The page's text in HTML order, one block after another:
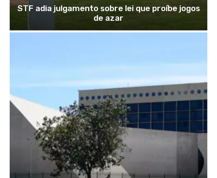
STF adia julgamento sobre lei que proíbe jogos
de azar